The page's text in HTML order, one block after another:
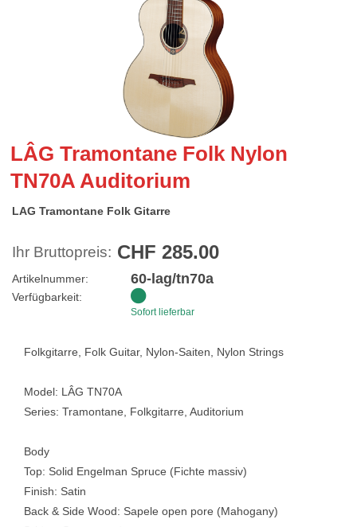
LÂG Tramontane Folk Nylon
TN70A Auditorium
LAG Tramontane Folk Gitarre
Ihr Bruttopreis: CHF 285.00
Artikelnummer: 60-lag/tn70a
Verfügbarkeit:
Sofort lieferbar
Folkgitarre, Folk Guitar, Nylon-Saiten, Nylon Strings
Model: LÂG TN70A
Series: Tramontane, Folkgitarre, Auditorium
Body
Top: Solid Engelman Spruce (Fichte massiv)
Finish: Satin
Back & Side Wood: Sapele open pore (Mahogany)